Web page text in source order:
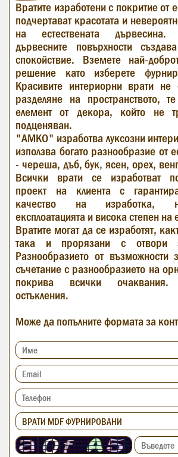
Вратите изработени с покритие от
подчертават красотата и
на естествената дървесина.
дървесните повърхности
спокойствие. Вземете най-
решение като изберете
Красивите интериорни врати не
разделяне на пространството,
елемент от декора, който не
подценяван.
"АМКО" изработва луксозни
използва богато разнообразие от
- череша, дъб, бук, ясен, орех,
Всички врати се изработват
проект на клиента с
качество на изработка,
експлоатацията и висока степен на
Вратите могат да се изработят,
така и прорязани с отвори
Разнообразието от възможности
съчетание с разнообразието на
покрива всички
остъкления.
Може да попълните формата за